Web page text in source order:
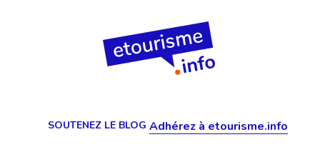
SOUTENEZ LE BLOG Adhérez à etourisme.info